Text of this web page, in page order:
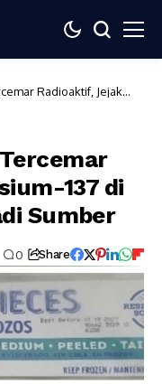
Radioaktif, Jejak
137 di
Sumber
0 Share